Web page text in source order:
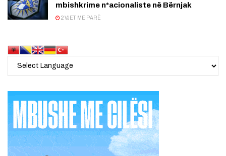
mbishkrime n*acionaliste në Bërnjak
2 VJET MË PARË